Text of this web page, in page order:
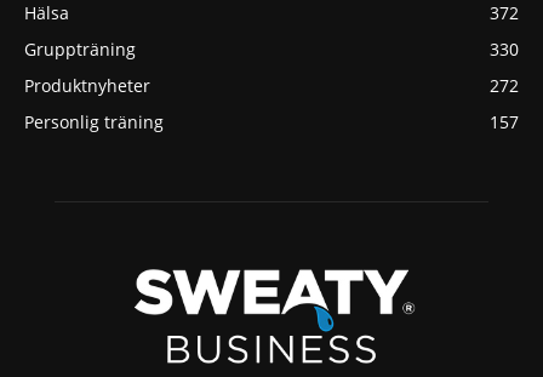
Hälsa
372
Gruppträning
330
Produktnyheter
272
Personlig träning
157